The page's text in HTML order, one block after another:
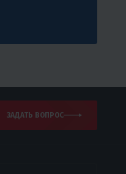
ЗАДАТЬ ВОПРОС